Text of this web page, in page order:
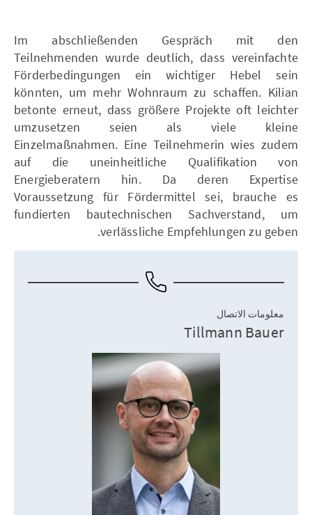
Im abschließenden Gespräch mit den
Teilnehmenden wurde deutlich, dass vereinfachte
Förderbedingungen ein wichtiger Hebel sein
könnten, um mehr Wohnraum zu schaffen. Kilian
betonte erneut, dass größere Projekte oft leichter
umzusetzen seien als viele kleine
Einzelmaßnahmen. Eine Teilnehmerin wies zudem
auf die uneinheitliche Qualifikation von
Energieberatern hin. Da deren Expertise
Voraussetzung für Fördermittel sei, brauche es
fundierten bautechnischen Sachverstand, um
verlässliche Empfehlungen zu geben.
معلومات الاتصال
Tillmann Bauer